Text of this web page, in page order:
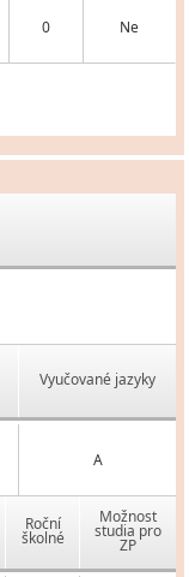
0 Ne
Vyučované jazyky
A
Roční
školné
Možnost
studia pro
ZP